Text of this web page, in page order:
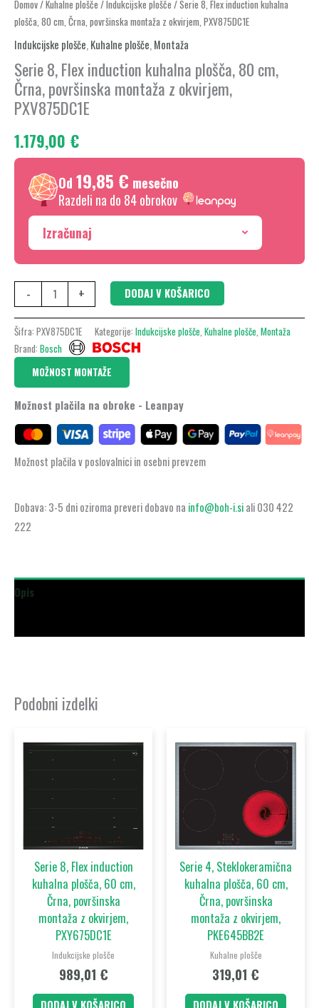
Domov/Kuhalne plošče /Indukcijske plošče / Serie 8, Flex induction kuhalna
plošča, 80 cm, Črna, površinska montaža z okvirjem, PXV875DC1E
Indukcijske plošče, Kuhalne plošče, Montaža
Serie 8, Flex induction kuhalna plošča, 80 cm,
Črna, površinska montaža z okvirjem,
PXV875DC1E
1.179,00 €
Od 19,85 € mesečno
Razdeli na do 84 obrokov
Izračunaj
-
Serie
8,
Flex
induction
kuhalna
plošča,
cm,
Črna,
površinska
montaža
okvirjem,
+ DODAJ V KOŠARICO
Šifra: PXV875DC1E Kategorije: Indukcijske plošče, Kuhalne plošče, Montaža
Brand: Bosch
MOŽNOST MONTAŽE
Možnost plačila na obroke - Leanpay
Možnost plačila v poslovalnici in osebni prevzem
Dobava: 3-5 dni oziroma preveri dobavo na info@boh-i.siali 030 422
222
Opis
Podobni izdelki
Serie 8, Flex induction
kuhalna plošča, 60 cm,
Črna, površinska
montaža z okvirjem,
PXY675DC1E
Indukcijske plošče
989,01 €
DODAJ V KOŠARICO
Serie 4, Steklokeramična
kuhalna plošča, 60 cm,
Črna, površinska
montaža z okvirjem,
PKE645BB2E
Kuhalne plošče
319,01 €
DODAJ V KOŠARICO